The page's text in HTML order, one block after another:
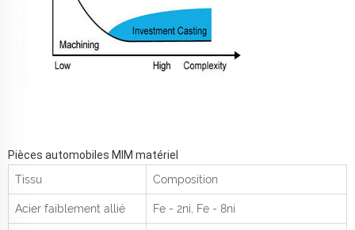
Pièces automobiles MIM matériel
Tissu
Composition
Acier faiblement allié Fe - 2ni, Fe - 8ni